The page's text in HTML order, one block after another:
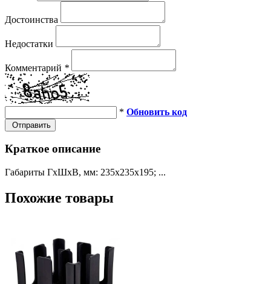
Достоинства
Недостатки
Комментарий *
* Обновить код
Отправить
Краткое описание
Габариты ГхШхВ, мм: 235х235х195; ...
Похожие товары